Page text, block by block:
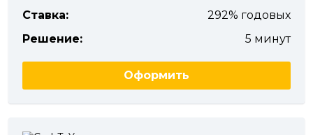
Ставка:
292% годовых
Решение:
5 минут
Оформить